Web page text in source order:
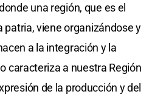
una región, que es el
patria, viene organizándose y
a la integración y la
caracteriza a nuestra Región
de la producción y del